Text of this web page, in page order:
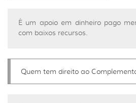
É um apoio em dinheiro pago
com baixos recursos.
Quem tem direito ao